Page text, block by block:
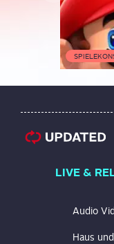
LIVE &
Audio
Haus